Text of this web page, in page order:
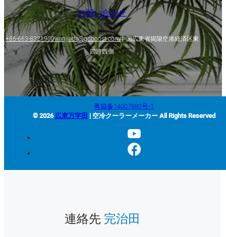
お問い合わせ
+86-663-8321900wanjiada@gdboost.com中国広東省揭陽空港経済区東
四路西側
粤協备14007880号-1
© 2026広東万字田 | 空冷クーラーメーカー All Rights Reserved
連絡先 完治田